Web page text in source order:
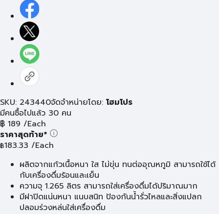
SKU: 243440จัดจำหน่ายโดย: โฮมโปร
มีคนซื้อไปแล้ว 30 คน
฿ 189 /Each
ราคาสุดท้าย*
฿183.33 /Each
ผลิตจากแก้วเนื้อหนา ใส ไม่ขุ่น ทนต่ออุณหภูมิ สามารถใช้ได้
กับเครื่องดื่มร้อนและเย็น
ความจุ 1.265 ลิตร สามารถใส่เครื่องดื่มได้ปริมาณมาก
มีฝาปิดแน่นหนา แนบสนิท ป้องกันน้ำรั่วไหลและสิ่งแปลก
ปลอมร่วงหล่นใส่เครื่องดื่ม